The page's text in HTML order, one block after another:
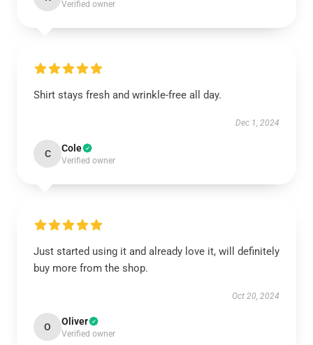
Verified owner
Shirt stays fresh and wrinkle-free all day.
Dec 1, 2024
C Cole
Verified owner
Just started using it and already love it, will definitely
buy more from the shop.
Oct 20, 2024
O Oliver
Verified owner